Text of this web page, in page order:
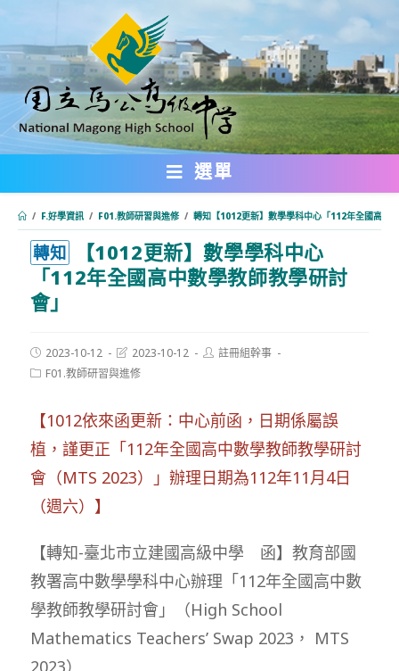
轉
主
要
內
選單
/ F.好學資訊 / F01.教師研習與進修 / 轉知【1012更新】數學學科中心「112年全國高中
轉知
【1012更新】數學學科中心
「112年全國高中數學教師教學研討
會」
Post
published:
2023-10-12
Post
last
modified:
2023-10-12
Post註冊組幹事
PostF01.教師研習與進修
【1012依來函更新：中心前函，日期係屬誤
植，謹更正「112年全國高中數學教師教學研討
會（MTS 2023）」辦理日期為112年11月4日
（週六）】
【轉知-臺北市立建國高級中學 函】教育部國
教署高中數學學科中心辦理「112年全國高中數
學教師教學研討會」（High School
Mathematics Teachers’ Swap 2023， MTS
2023）